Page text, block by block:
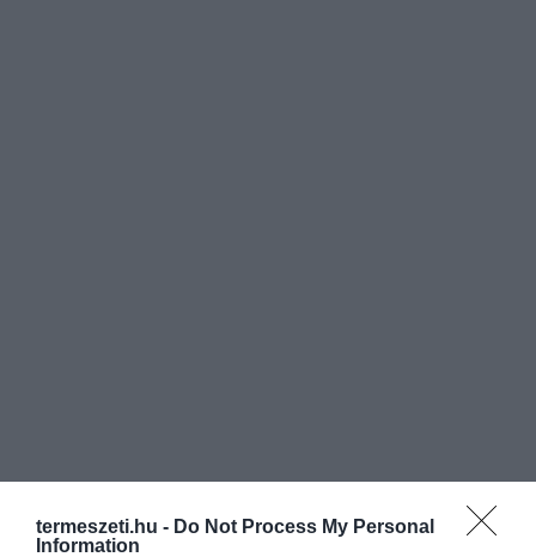
termeszeti.hu - Do Not Process My Personal
Information